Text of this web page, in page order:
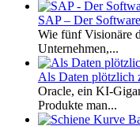
SAP – Der
Wie fünf Visionäre
Unternehmen,...
Als Daten plötzlich
Oracle, ein KI-
Produkte man...